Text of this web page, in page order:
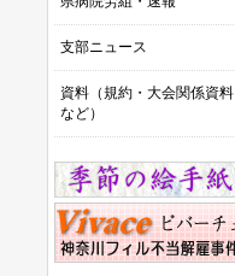
支部ニュース
資料（規約・大会関係資料
など）